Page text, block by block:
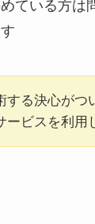
ている方は
する決心がつ
ービスを利用